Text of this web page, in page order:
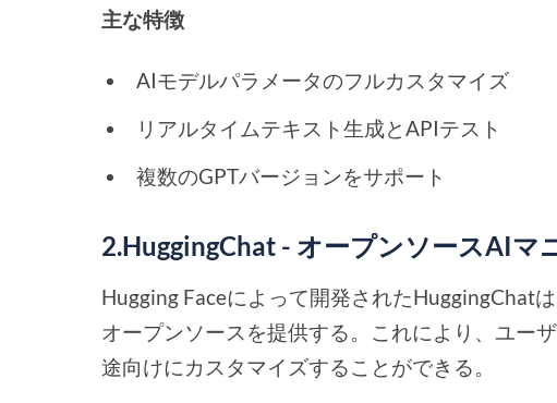
主な特徴
AIモデルパラメータのフルカスタマイズ
リアルタイムテキスト生成とAPIテスト
複数のGPTバージョンをサポート
2.HuggingChat - オープンソースAIマ
Hugging Faceによって開発されたHuggingChat
オープンソースを提供する。これにより、ユー
途向けにカスタマイズすることができる。